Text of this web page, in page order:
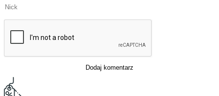
Dodaj komentarz